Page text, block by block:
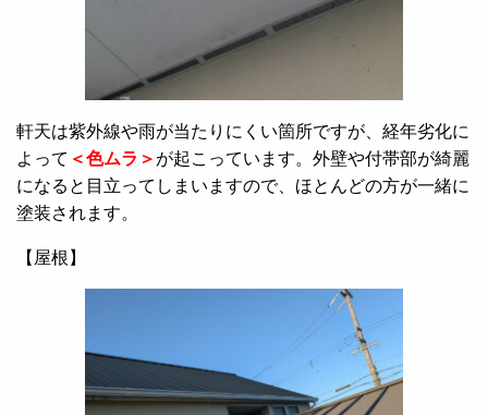
軒天は紫外線や雨が当たりにくい箇所ですが、経年劣化に
よって ＜色ムラ＞ が起こっています。外壁や付帯部が綺麗
になると目立ってしまいますので、ほとんどの方が一緒に
塗装されます。
【屋根】